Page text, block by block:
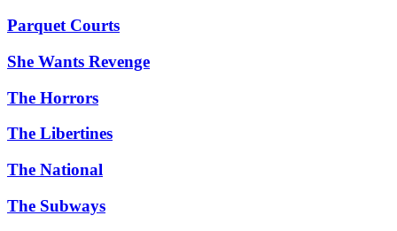
Parquet Courts
She Wants Revenge
The Horrors
The Libertines
The National
The Subways